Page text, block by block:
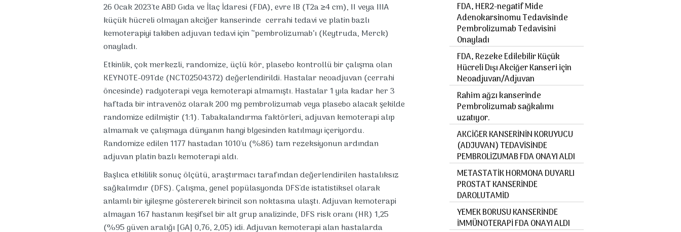
26 Ocak 2023'te ABD Gıda ve İlaç İdaresi (FDA), evre IB (T2a ≥4 cm), II veya IIIA
küçük hücreli olmayan akciğer kanserinde cerrahi tedavi ve platin bazlı
kemoterapiyi takiben adjuvan tedavi için ‘’pembrolizumab’ı (Keytruda, Merck)
onayladı.
Etkinlik, çok merkezli, randomize, üçlü kör, plasebo kontrollü bir çalışma olan
KEYNOTE-091'de (NCT02504372) değerlendirildi. Hastalar neoadjuvan (cerrahi
öncesinde) radyoterapi veya kemoterapi almamıştı. Hastalar 1 yıla kadar her 3
haftada bir intravenöz olarak 200 mg pembrolizumab veya plasebo alacak şekilde
randomize edilmiştir (1:1). Tabakalandırma faktörleri, adjuvan kemoterapi alıp
almamak ve çalışmaya dünyanın hangi blgesinden katılmayı içeriyordu.
Randomize edilen 1177 hastadan 1010'u (%86) tam rezeksiyonun ardından
adjuvan platin bazlı kemoterapi aldı.
Başlıca etkililik sonuç ölçütü, araştırmacı tarafından değerlendirilen hastalıksız
sağkalımdır (DFS). Çalışma, genel popülasyonda DFS'de istatistiksel olarak
anlamlı bir iyileşme göstererek birincil son noktasına ulaştı. Adjuvan kemoterapi
almayan 167 hastanın keşifsel bir alt grup analizinde, DFS risk oranı (HR) 1,25
(%95 güven aralığı [GA] 0,76, 2,05) idi. Adjuvan kemoterapi alan hastalarda
FDA, HER2-negatif Mide
Adenokarsinomu Tedavisinde
Pembrolizumab Tedavisini
Onayladı
FDA, Rezeke Edilebilir Küçük
Hücreli Dışı Akciğer Kanseri için
Neoadjuvan/Adjuvan
Rahim ağzı kanserinde
Pembrolizumab sağkalımı
uzatıyor.
AKCİĞER KANSERİNİN KORUYUCU
(ADJUVAN) TEDAVİSİNDE
PEMBROLİZUMAB FDA ONAYI ALDI
METASTATİK HORMONA DUYARLI
PROSTAT KANSERİNDE
DAROLUTAMİD
YEMEK BORUSU KANSERİNDE
İMMÜNOTERAPİ FDA ONAYI ALDI